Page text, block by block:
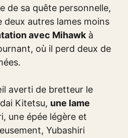
de sa quête personnelle,
deux autres lames moins
avec Mihawk à
où il perd deux de
averti de bretteur le
Kitetsu, une lame
une épée légère et
Yubashiri